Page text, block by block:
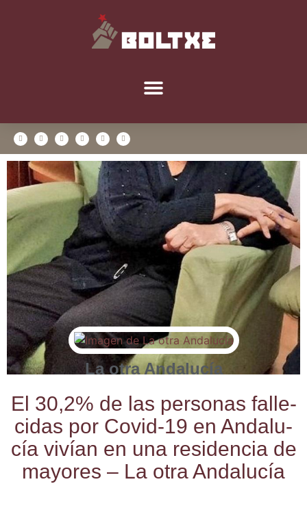
La otra Andalucía
El 30,2% de las per­so­nas falle­
ci­das por Covid-19 en Anda­lu­
cía vivían en una resi­den­cia de
mayo­res – La otra Andalucía